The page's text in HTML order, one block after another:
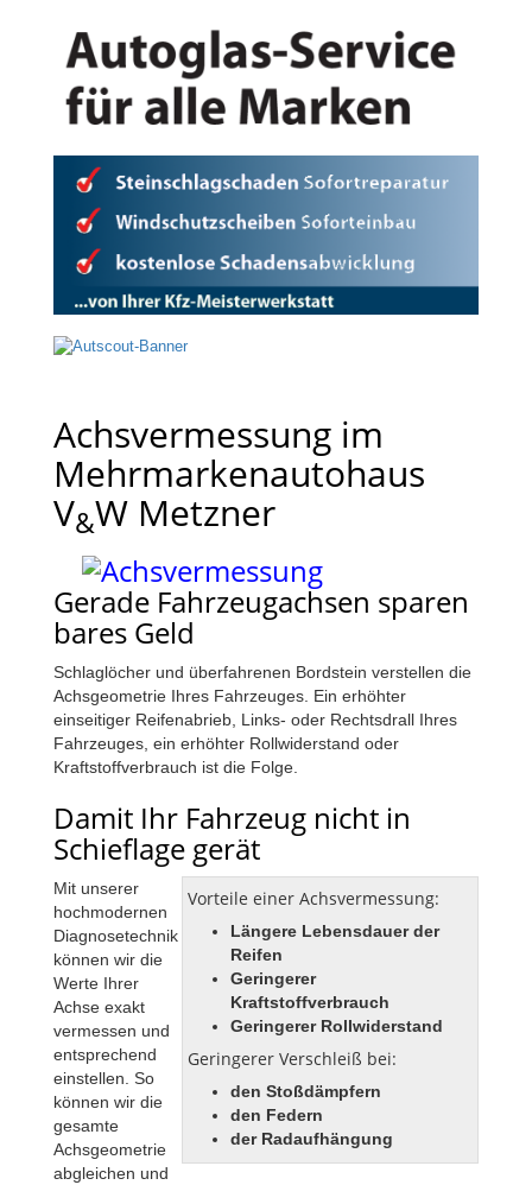
Achsvermessung im
Mehrmarkenautohaus
V&W Metzner
Gerade Fahrzeugachsen sparen
bares Geld
Schlaglöcher und überfahrenen Bordstein verstellen die
Achsgeometrie Ihres Fahrzeuges. Ein erhöhter
einseitiger Reifenabrieb, Links- oder Rechtsdrall Ihres
Fahrzeuges, ein erhöhter Rollwiderstand oder
Kraftstoffverbrauch ist die Folge.
Damit Ihr Fahrzeug nicht in
Schieflage gerät
Vorteile einer Achsvermessung:
Längere Lebensdauer der
Reifen
Geringerer
Kraftstoffverbrauch
Geringerer Rollwiderstand
Geringerer Verschleiß bei:
den Stoßdämpfern
den Federn
der Radaufhängung
Mit unserer
hochmodernen
Diagnosetechnik
können wir die
Werte Ihrer
Achse exakt
vermessen und
entsprechend
einstellen. So
können wir die
gesamte
Achsgeometrie
abgleichen und